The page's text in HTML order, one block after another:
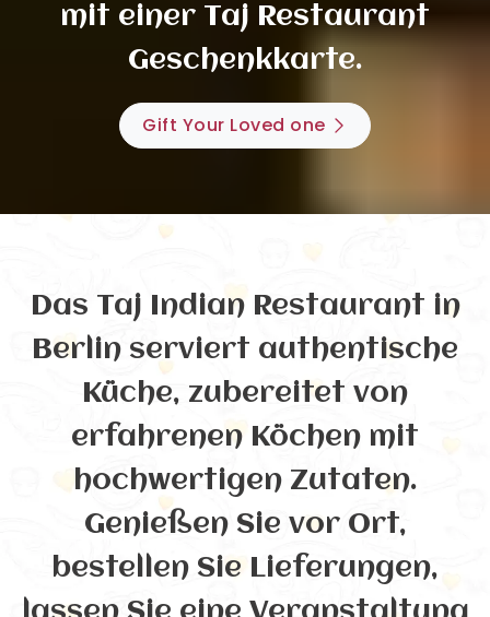
mit einer Taj Restaurant
Geschenkkarte.
Gift Your Loved one
Das Taj Indian Restaurant in
Berlin serviert authentische
Küche, zubereitet von
erfahrenen Köchen mit
hochwertigen Zutaten.
Genießen Sie vor Ort,
bestellen Sie Lieferungen,